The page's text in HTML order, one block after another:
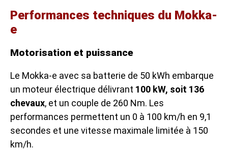
Performances techniques du Mokka-
e
Motorisation et puissance
Le Mokka-e avec sa batterie de 50 kWh embarque
un moteur électrique délivrant 100 kW, soit 136
chevaux, et un couple de 260 Nm. Les
performances permettent un 0 à 100 km/h en 9,1
secondes et une vitesse maximale limitée à 150
km/h.